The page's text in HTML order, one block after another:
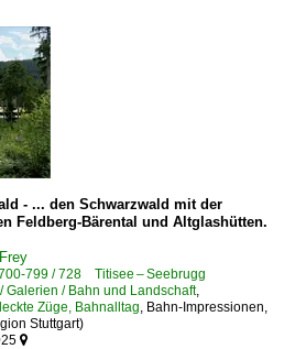
- ... den Schwarzwald mit der
Feldberg-Bärental und Altglashütten.
700-799 / 728 Titisee – Seebrugg
Galerien / Bahn und Landschaft,
Züge, Bahnalltag, Bahn-Impressionen,
Stuttgart)
